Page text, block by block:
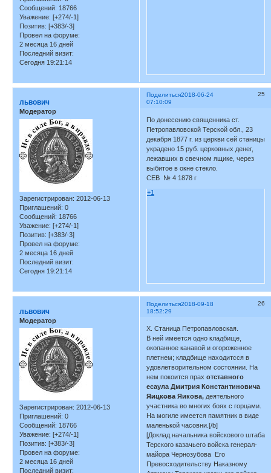
Сообщений: 18766
Уважение: [+274/-1]
Позитив: [+383/-3]
Провел на форуме:
2 месяца 16 дней
Последний визит:
Сегодня 19:21:14
Поделиться 25
2018-06-24
07:10:09
львович
Модератор
Зарегистрирован: 2012-06-13
Приглашений: 0
Сообщений: 18766
Уважение: [+274/-1]
Позитив: [+383/-3]
Провел на форуме:
2 месяца 16 дней
Последний визит:
Сегодня 19:21:14
По донесению священника ст.
Петропавловской Терской обл., 23
декабря 1877 г. из церкви сей станицы
украдено 15 руб. церковных денег,
лежавших в свечном ящике, через
выбитое в окне стекло.
СЕВ № 4 1878 г
+1
Поделиться 26
2018-09-18
18:52:29
львович
Модератор
Зарегистрирован: 2012-06-13
Приглашений: 0
Сообщений: 18766
Уважение: [+274/-1]
Позитив: [+383/-3]
Провел на форуме:
2 месяца 16 дней
Последний визит:
X. Станица Петропавловская.
В ней имеется одно кладбище,
окопанное канавой и огороженное
плетнем; кладбище находитсся в
удовлетворительном состоянии. На
нем покоится прахотставного
есаула Дмитрия Константиновича
Яицкова Яикова, деятельного
участника во многих боях с горцами.
На могиле имеется памятник в виде
маленькой часовни.[/b]
[Доклад начальника войскового штаба
Терского казачьего войска генерал-
майора Чернозубова Его
Превосходительству Наказному